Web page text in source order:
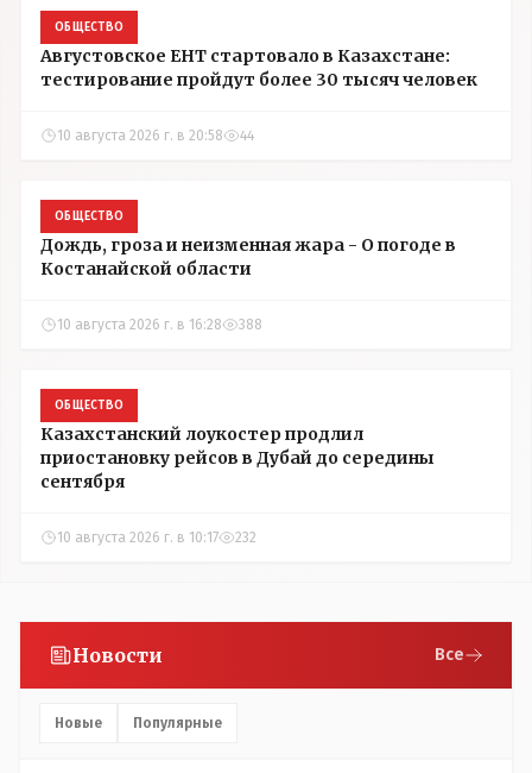
ОБЩЕСТВО
Августовское ЕНТ стартовало в Казахстане:
тестирование пройдут более 30 тысяч человек
10 августа 2026 г. в 20:58 44
ОБЩЕСТВО
Дождь, гроза и неизменная жара - О погоде в
Костанайской области
10 августа 2026 г. в 16:28 388
ОБЩЕСТВО
Казахстанский лоукостер продлил
приостановку рейсов в Дубай до середины
сентября
10 августа 2026 г. в 10:17 232
Новости Все
Новые Популярные